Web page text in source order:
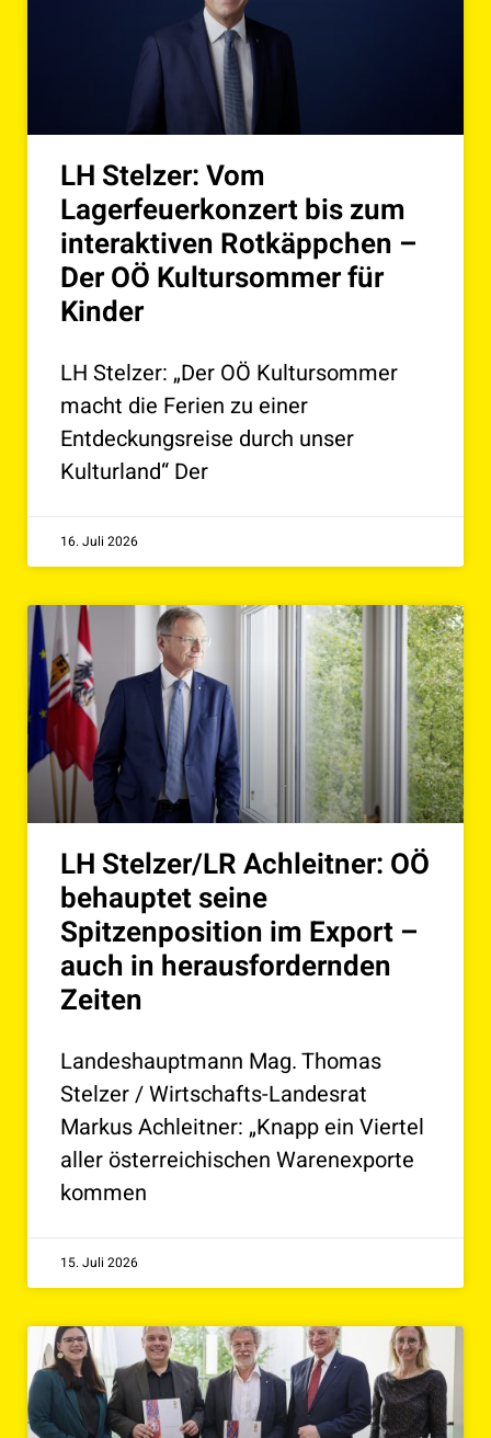
LH Stelzer: Vom
Lagerfeuerkonzert bis zum
interaktiven Rotkäppchen –
Der OÖ Kultursommer für
Kinder
LH Stelzer: „Der OÖ Kultursommer
macht die Ferien zu einer
Entdeckungsreise durch unser
Kulturland“ Der
16. Juli 2026
LH Stelzer/LR Achleitner: OÖ
behauptet seine
Spitzenposition im Export –
auch in herausfordernden
Zeiten
Landeshauptmann Mag. Thomas
Stelzer / Wirtschafts-Landesrat
Markus Achleitner: „Knapp ein Viertel
aller österreichischen Warenexporte
kommen
15. Juli 2026